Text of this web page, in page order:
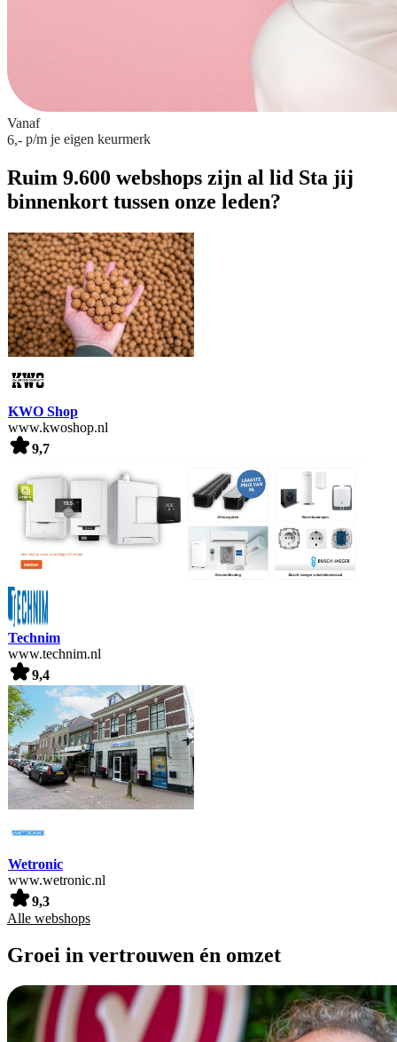
Vanaf
6,- p/m je eigen keurmerk
Ruim 9.600 webshops zijn al lid Sta jij
binnenkort tussen onze leden?
KWO Shop
www.kwoshop.nl
9,7
Technim
www.technim.nl
9,4
Wetronic
www.wetronic.nl
9,3
Alle webshops
Groei in vertrouwen én omzet